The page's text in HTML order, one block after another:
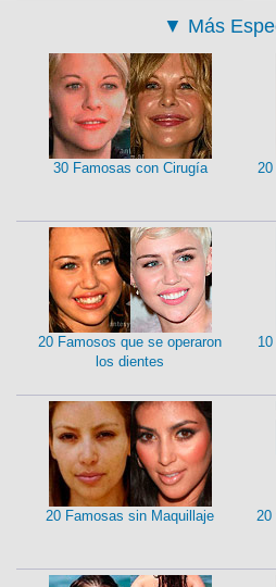
▼ Más
30 Famosas con Cirugía
20
20 Famosos que se operaron
los dientes
20 Famosas sin Maquillaje
20